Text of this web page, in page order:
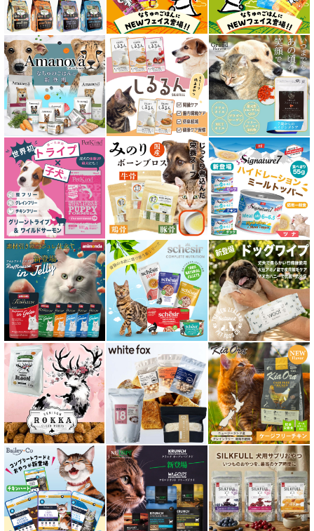
成猫用 フード for CAT
シニア猫用 フード for CAT
皮膚・被毛ケア対応 フード for CAT
食物アレルギー対応キャットフード
腎臓ケア対応キャットフード
関節サポート対応 フード for CAT
糖尿ケア対応 フード for CAT
肥満ケア対応 フード for CAT
泌尿器ケア対応 フード for CAT
胃腸ケア対応 フード for CAT
口腔内・喉ケア対応商品 猫用
食欲サポート対応キャットフード
肝臓ケア対応キャットフード